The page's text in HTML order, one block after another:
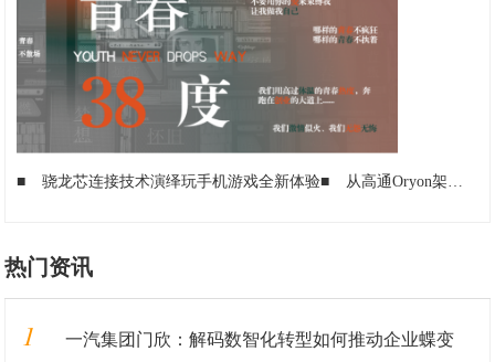
■ 骁龙芯连接技术演绎玩手机游戏全新体验■ 从高通Oryon架构师离职看科技巨擘的体系化韧性
热门资讯
1 一汽集团门欣：解码数智化转型如何推动企业蝶变